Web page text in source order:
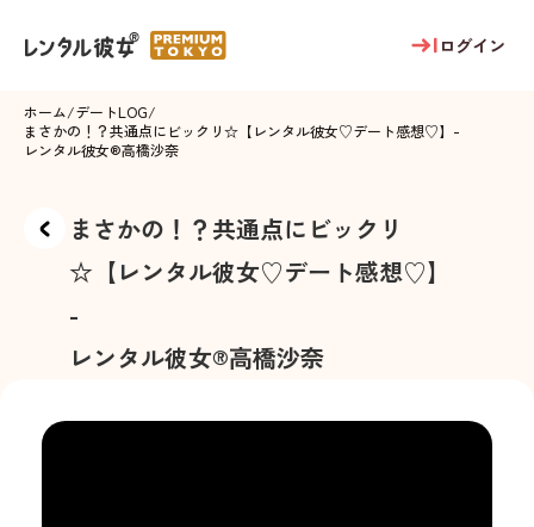
ログイン
ホーム/デートLOG/
まさかの！？共通点にビックリ☆【レンタル彼女♡デート感想♡】 -
レンタル彼女®高橋沙奈
まさかの！？共通点にビックリ
☆【レンタル彼女♡デート感想♡】
-
レンタル彼女®高橋沙奈